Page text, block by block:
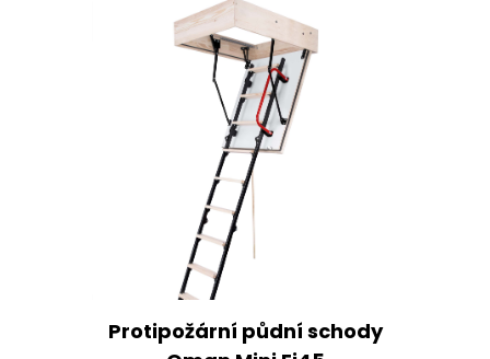
Protipožární půdní schody